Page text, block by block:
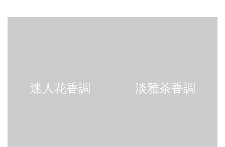
迷人花香調 淡雅茶香調